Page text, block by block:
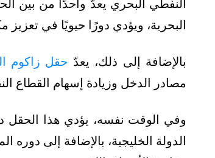
النفطي البحري يعدّ واحدًا من بين
البحرية، ويؤدي دورًا حيويًا في تعزيز
بالإضافة إلى ذلك، يعدّ حقل زاكوم
مصادر الدخل وزيادة إسهام القطاع
وفي الوقت نفسه، يؤدي هذا الحقل
الدولة الخليجية، بالإضافة إلى دوره